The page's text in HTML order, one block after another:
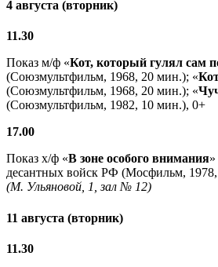
4 августа (вторник)
11.30
Показ м/ф «Кот, который гулял сам
(Союзмультфильм, 1968, 20 мин.); «
(Союзмультфильм, 1968, 20 мин.); «
(Союзмультфильм, 1982, 10 мин.), 0+
17.00
Показ х/ф «В зоне особого внимания
десантных войск РФ (Мосфильм,
(М. Ульяновой, 1, зал № 12)
11 августа (вторник)
11.30